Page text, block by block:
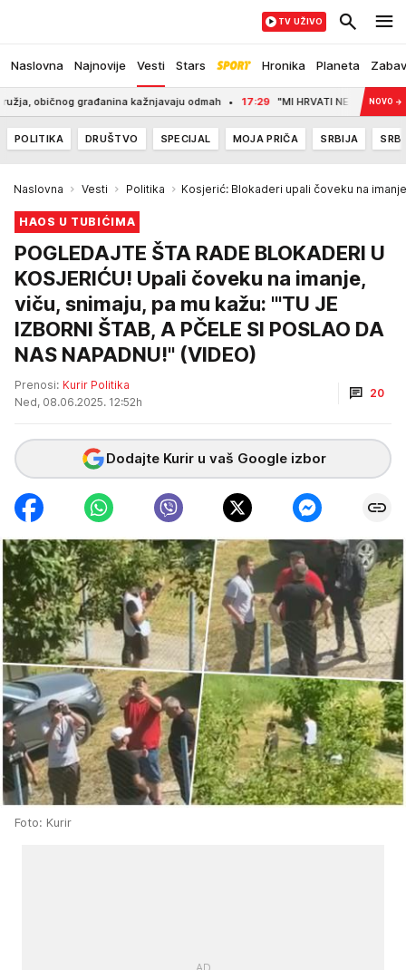
Naslovna Najnovije Vesti Stars Hronika Planeta
TV UŽIVO
građanina kažnjavaju odmah 17:29 "MI HRVATI NE PIJEMO VINA,
NOVO →
POLITIKA DRUŠTVO SPECIJAL MOJA PRIČA SRBIJA
Naslovna Vesti Politika Kosjerić: Blokaderi upali čoveku na
HAOS U TUBIĆIMA
POGLEDAJTE ŠTA RADE BLOKADERI U
KOSJERIĆU! Upali čoveku na imanje,
viču, snimaju, pa mu kažu: '"TU JE
IZBORNI ŠTAB, A PČELE SI POSLAO DA
NAS NAPADNU!" (VIDEO)
Prenosi: Kurir Politika
Ned, 08.06.2025. 12:52h
20
Dodajte Kurir u vaš Google izbor
Foto: Kurir